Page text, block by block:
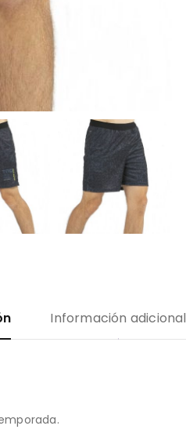
Información adicional